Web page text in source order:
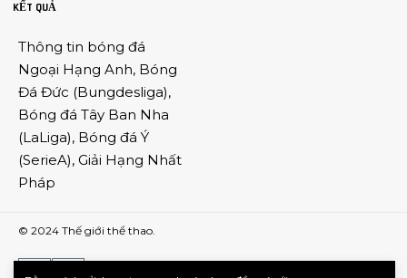
KẾT QUẢ
Thông tin bóng đá
Ngoại Hạng Anh, Bóng
Đá Đức (Bungdesliga),
Bóng đá Tây Ban Nha
(LaLiga), Bóng đá Ý
(SerieA), Giải Hạng Nhất
Pháp
© 2024 Thế giới thể thao.